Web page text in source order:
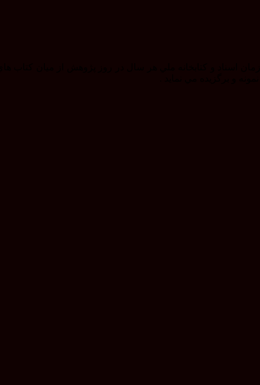
اسناد و كتابخانه ملي هر سال در روز پژوهش از ميان كتاب هاي